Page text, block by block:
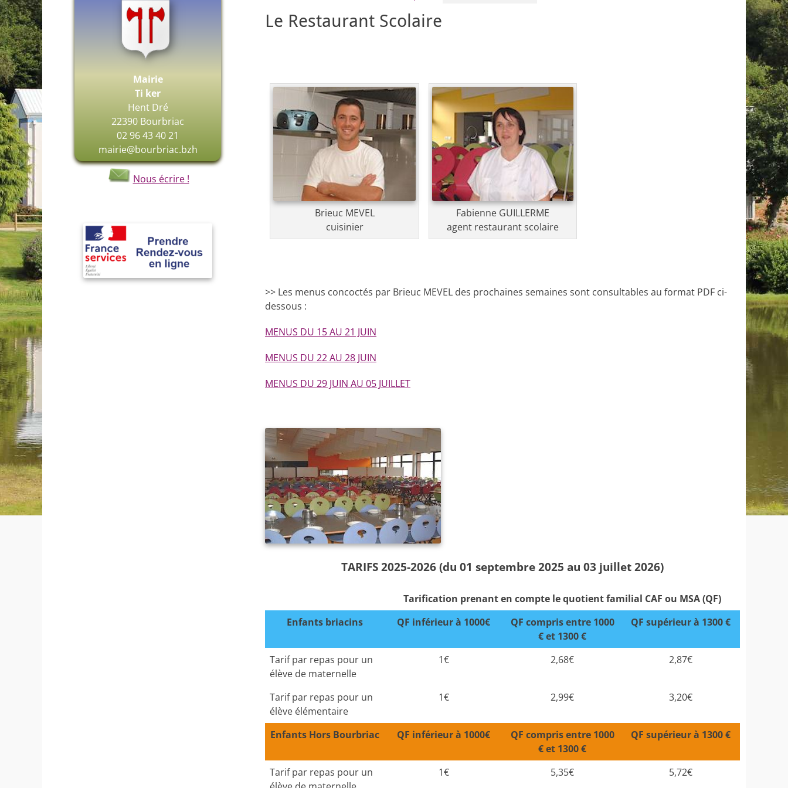
Le Restaurant Scolaire
Brieuc MEVEL
cuisinier
Fabienne GUILLERME
agent restaurant scolaire
>> Les menus concoctés par Brieuc MEVEL des prochaines semaines sont consultables au format PDF ci-
dessous :
MENUS DU 15 AU 21 JUIN
MENUS DU 22 AU 28 JUIN
MENUS DU 29 JUIN AU 05 JUILLET
TARIFS 2025-2026 (du 01 septembre 2025 au 03 juillet 2026)
Tarification prenant en compte le quotient familial CAF ou MSA (QF)
Enfants briacins
QF inférieur à 1000€
QF compris entre 1000
€ et 1300 €
QF supérieur à 1300 €
Tarif par repas pour un
élève de maternelle
1€ 2,68€ 2,87€
Tarif par repas pour un
élève élémentaire
1€ 2,99€ 3,20€
Enfants Hors Bourbriac QF inférieur à 1000€
QF compris entre 1000
€ et 1300 €
QF supérieur à 1300 €
Tarif par repas pour un
1€ 5,35€ 5,72€
Mairie
Ti ker
Hent Dré
22390 Bourbriac
02 96 43 40 21
mairie@bourbriac.bzh
Nous écrire !